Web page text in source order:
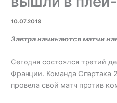
10.07.2019
Завтра начинаются матчи
Сегодня состоялся третий
Франции. Команда Спартака
провела свой матч против